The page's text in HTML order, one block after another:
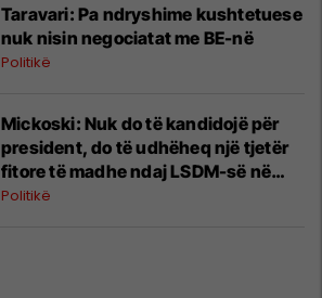
Taravari: Pa ndryshime kushtetuese
nuk nisin negociatat me BE-në
Politikë
​Mickoski: Nuk do të kandidojë për
president, do të udhëheq një tjetër
fitore të madhe ndaj LSDM-së në
zgjedhjet e ardhshme
Politikë